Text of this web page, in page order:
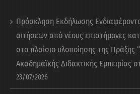
Πρόσκληση Εκδήλωσης
αιτήσεων από νέους επιστήμονες
στο πλαίσιο υλοποίησης της Πράξης
Ακαδημαϊκής Διδακτικής Εμπειρίας
23/07/2026